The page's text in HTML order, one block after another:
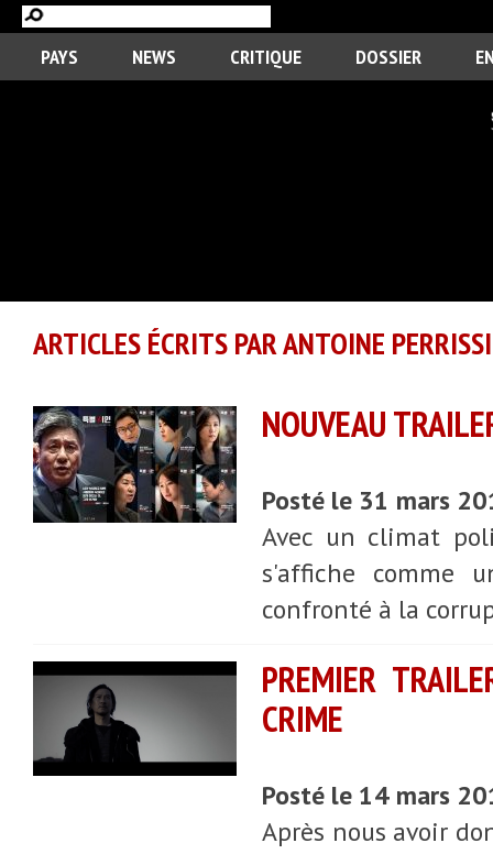
PAYS NEWS CRITIQUE DOSSIER
ARTICLES ÉCRITS PAR ANTOINE
NOUVEAU
Posté le 31 mars
Avec un climat
s'affiche comme
confronté à la
PREMIER
CRIME
Posté le 14 mars
Après nous avoir